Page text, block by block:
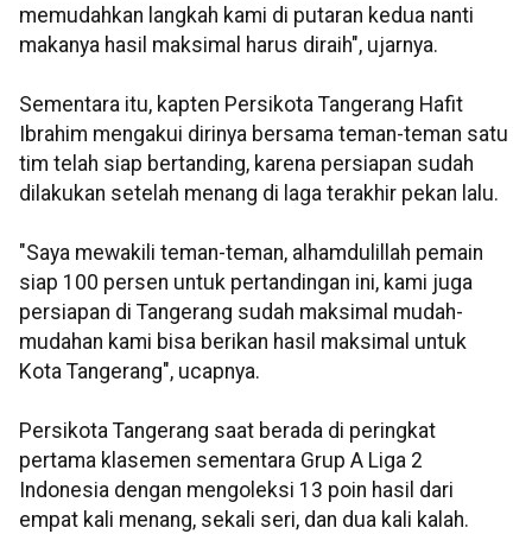
memudahkan langkah kami di putaran kedua nanti
makanya hasil maksimal harus diraih", ujarnya.
Sementara itu, kapten Persikota Tangerang Hafit
Ibrahim mengakui dirinya bersama teman-teman satu
tim telah siap bertanding, karena persiapan sudah
dilakukan setelah menang di laga terakhir pekan lalu.
"Saya mewakili teman-teman, alhamdulillah pemain
siap 100 persen untuk pertandingan ini, kami juga
persiapan di Tangerang sudah maksimal mudah-
mudahan kami bisa berikan hasil maksimal untuk
Kota Tangerang", ucapnya.
Persikota Tangerang saat berada di peringkat
pertama klasemen sementara Grup A Liga 2
Indonesia dengan mengoleksi 13 poin hasil dari
empat kali menang, sekali seri, dan dua kali kalah.